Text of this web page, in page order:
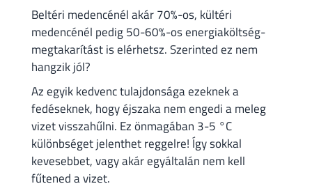
Beltéri medencénél akár 70%-os, kültéri
medencénél pedig 50-60%-os energiaköltség-
megtakarítást is elérhetsz. Szerinted ez nem
hangzik jól?
Az egyik kedvenc tulajdonsága ezeknek a
fedéseknek, hogy éjszaka nem engedi a meleg
vizet visszahűlni. Ez önmagában 3-5 °C
különbséget jelenthet reggelre! Így sokkal
kevesebbet, vagy akár egyáltalán nem kell
fűtened a vizet.